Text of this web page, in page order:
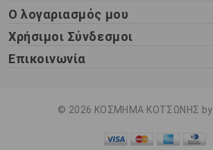
Ο λογαριασμός μου
Χρήσιμοι Σύνδεσμοι
Επικοινωνία
© 2026 ΚΟΣΜΗΜΑ ΚΟΤΣΩΝΗΣ by